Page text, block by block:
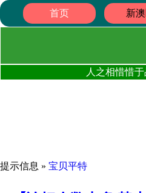
首页 新
人之相惜惜
提示信息 » 宝贝平特